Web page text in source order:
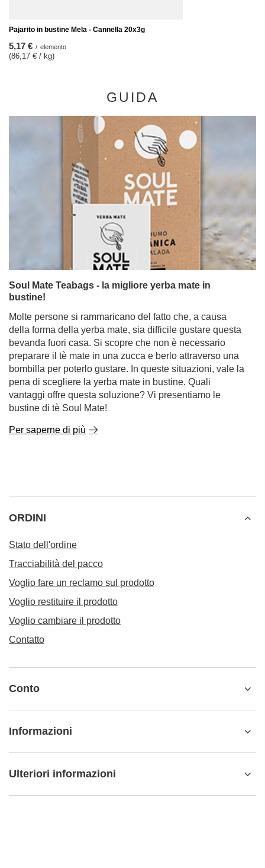
Pajarito in bustine Mela - Cannella 20x3g
5,17 € / elemento
(86,17 € / kg)
GUIDA
Soul Mate Teabags - la migliore yerba mate in
bustine!
Molte persone si rammaricano del fatto che, a causa
della forma della yerba mate, sia difficile gustare questa
bevanda fuori casa. Si scopre che non è necessario
preparare il tè mate in una zucca e berlo attraverso una
bombilla per poterlo gustare. In queste situazioni, vale la
pena di scegliere la yerba mate in bustine. Quali
vantaggi offre questa soluzione? Vi presentiamo le
bustine di tè Soul Mate!
Per saperne di più
ORDINI
Stato dell'ordine
Tracciabilità del pacco
Voglio fare un reclamo sul prodotto
Voglio restituire il prodotto
Voglio cambiare il prodotto
Contatto
Conto
Informazioni
Ulteriori informazioni